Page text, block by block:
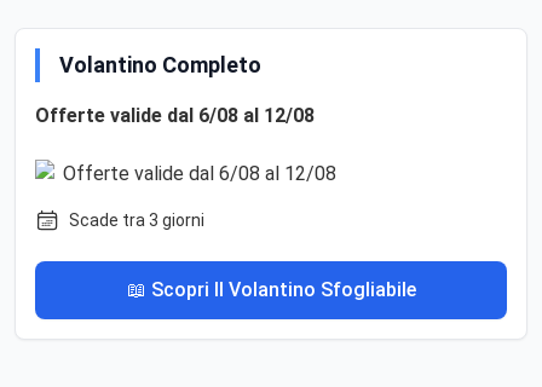
Volantino Completo
Offerte valide dal 6/08 al 12/08
Scade tra 3 giorni
📖 Scopri Il Volantino Sfogliabile